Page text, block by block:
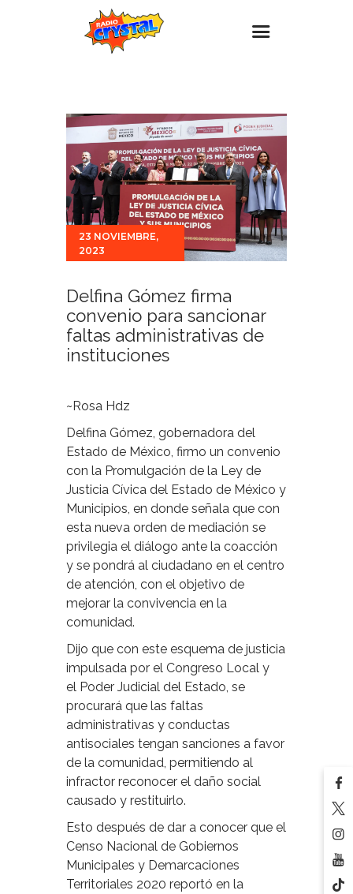
Estaciones
Eventos
Promociones
Noticias
Para ti
Contacto
23 NOVIEMBRE,
2023
Delfina Gómez firma
convenio para sancionar
faltas administrativas de
instituciones
~Rosa Hdz
Delfina Gómez, gobernadora del
Estado de México, firmo un convenio
con la Promulgación de la Ley de
Justicia Cívica del Estado de México y
Municipios, en donde señala que con
esta nueva orden de mediación se
privilegia el diálogo ante la coacción
y se pondrá al ciudadano en el centro
de atención, con el objetivo de
mejorar la convivencia en la
comunidad.
Dijo que con este esquema de justicia
impulsada por el Congreso Local y
el Poder Judicial del Estado, se
procurará que las faltas
administrativas y conductas
antisociales tengan sanciones a favor
de la comunidad, permitiendo al
infractor reconocer el daño social
causado y restituirlo.
Esto después de dar a conocer que el
Censo Nacional de Gobiernos
Municipales y Demarcaciones
Territoriales 2020 reportó en la